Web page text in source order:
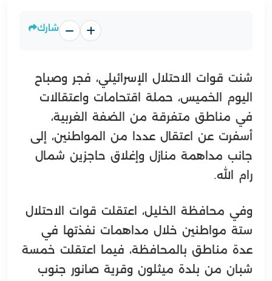
شارك
شنت قوات الاحتلال الإسرائيلي، فجر وصباح
اليوم الخميس، حملة اقتحامات واعتقالات
في مناطق متفرقة من الضفة الغربية،
أسفرت عن اعتقال عددا من المواطنين، إلى
جانب مداهمة منازل وإغلاق حاجزين شمال
رام الله.
وفي محافظة الخليل، اعتقلت قوات الاحتلال
ستة مواطنين خلال مداهمات نفذتها في
عدة مناطق بالمحافظة، فيما اعتقلت خمسة
شبان من بلدة ميثلون وقرية صانور جنوب